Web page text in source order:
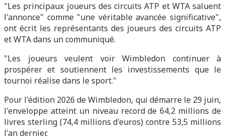
"Les principaux joueurs des circuits ATP et WTA saluent
l'annonce" comme "une véritable avancée significative",
ont écrit les représentants des joueurs des circuits ATP
et WTA dans un communiqué.
"Les joueurs veulent voir Wimbledon continuer à
prospérer et soutiennent les investissements que le
tournoi réalise dans le sport."
Pour l'édition 2026 de Wimbledon, qui démarre le 29 juin,
l'enveloppe atteint un niveau record de 64,2 millions de
livres sterling (74,4 millions d'euros) contre 53,5 millions
l'an dernier.